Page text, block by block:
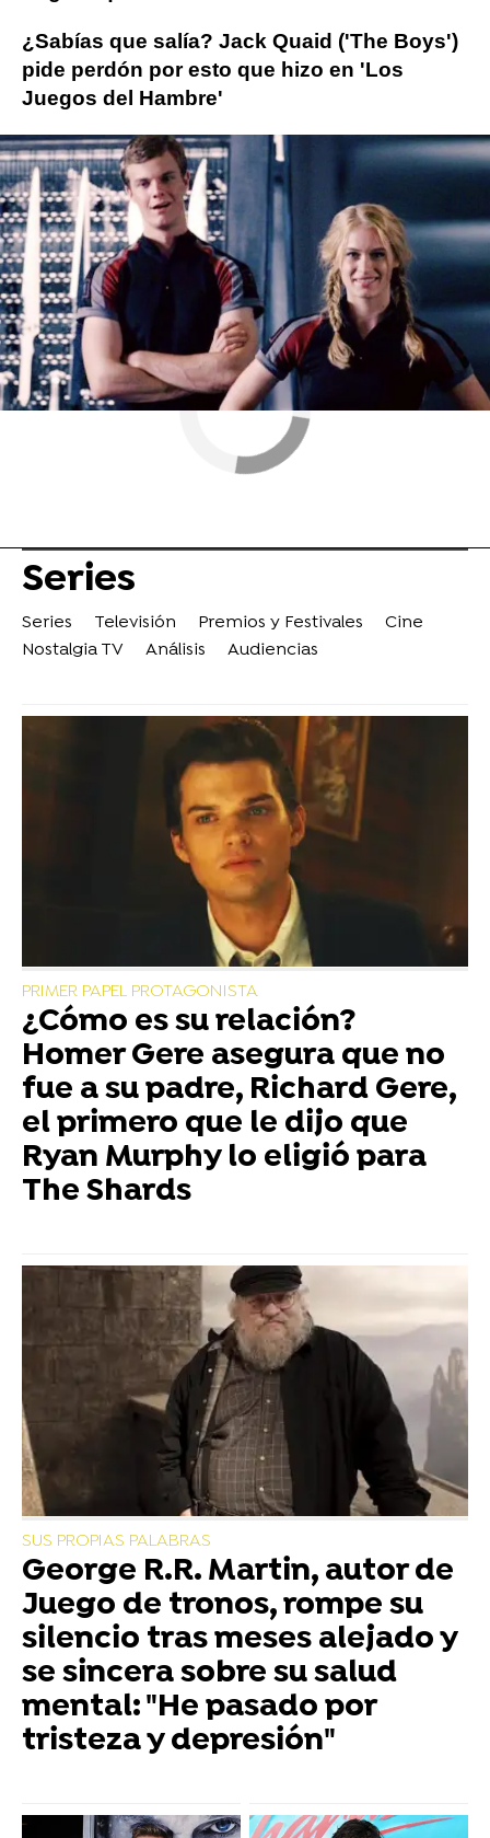
¿Sabías que salía? Jack Quaid ('The Boys')
pide perdón por esto que hizo en 'Los
Juegos del Hambre'
The Boys
ObjetivoTV » Series
Series
Series Televisión Premios y Festivales
Cine
Nostalgia TV
Análisis Audiencias
PRIMER PAPEL PROTAGONISTA
¿Cómo es su relación?
Homer Gere asegura que no
fue a su padre, Richard Gere,
el primero que le dijo que
Ryan Murphy lo eligió para
The Shards
SUS PROPIAS PALABRAS
George R.R. Martin, autor de
Juego de tronos, rompe su
silencio tras meses alejado y
se sincera sobre su salud
mental: "He pasado por
tristeza y depresión"